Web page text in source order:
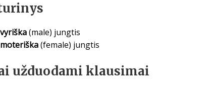
vyriška(male) jungtis
moteriška(female) jungtis
užduodami klausimai